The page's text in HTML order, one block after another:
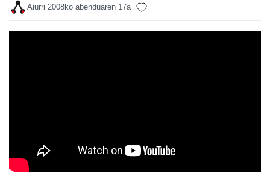
Aiurri 2008ko abenduaren 17a